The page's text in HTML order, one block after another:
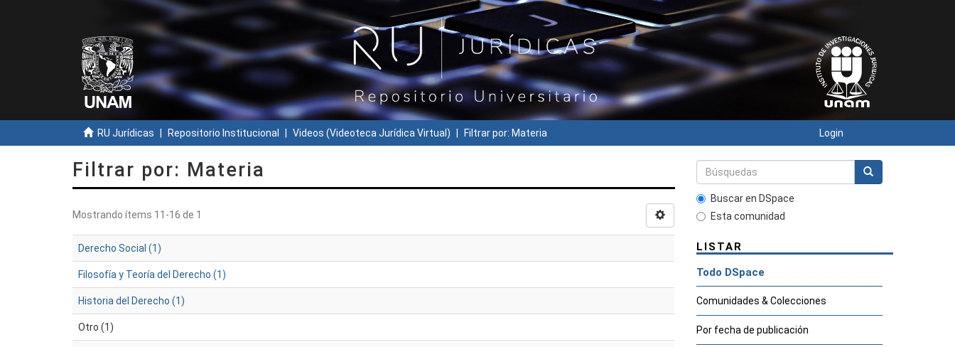
RU Jurídicas Repositorio Institucional Videos (Videoteca Jurídica Virtual) Filtrar por: Materia Login
Filtrar por: Materia
Mostrando ítems 11-16 de 1
Derecho Social (1)
Filosofía y Teoría del Derecho (1)
Historia del Derecho (1)
Otro (1)
Buscar en DSpace
Esta comunidad
LISTAR
Todo DSpace
Comunidades & Colecciones
Por fecha de publicación